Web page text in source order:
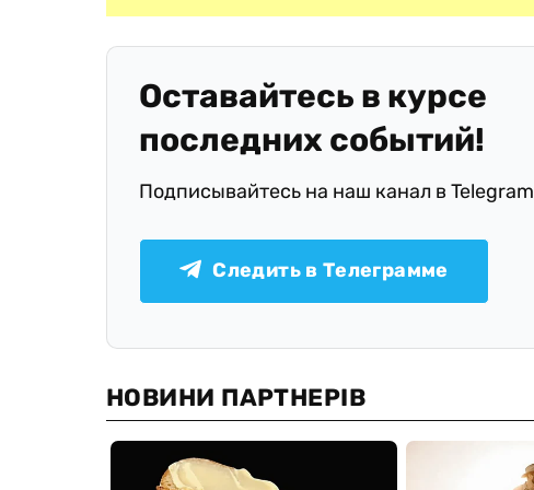
Оставайтесь в курсе
последних событий!
Подписывайтесь на наш канал в Telegram
Следить в Телеграмме